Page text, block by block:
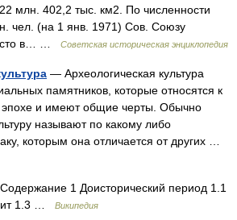
млн. 402,2 тыс. км2. По численности
чел. (на 1 янв. 1971) Сов. Союзу
в… …
Советская историческая энциклопедия
— Археологическая культура
памятников, которые относятся к
эпохе и имеют общие черты. Обычно
называют по какому либо
которым она отличается от других …
1 Доисторический период 1.1
1.3 …
Википедия